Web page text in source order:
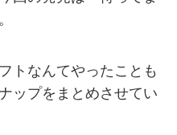
トなんてやったことも
ップをまとめさせてい